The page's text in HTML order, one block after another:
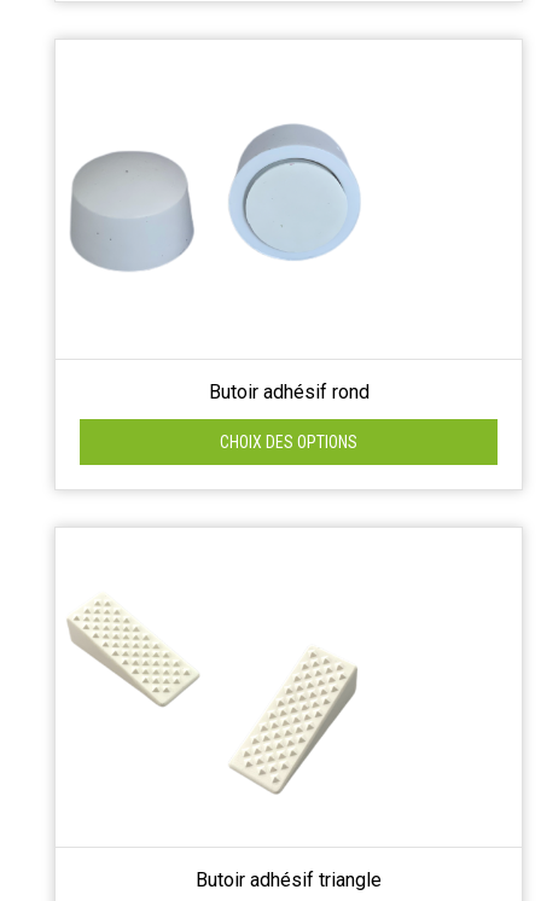
Butoir adhésif rond
CHOIX DES OPTIONS
Butoir adhésif triangle